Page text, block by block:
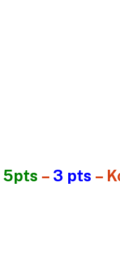
5pts – 3 pts –